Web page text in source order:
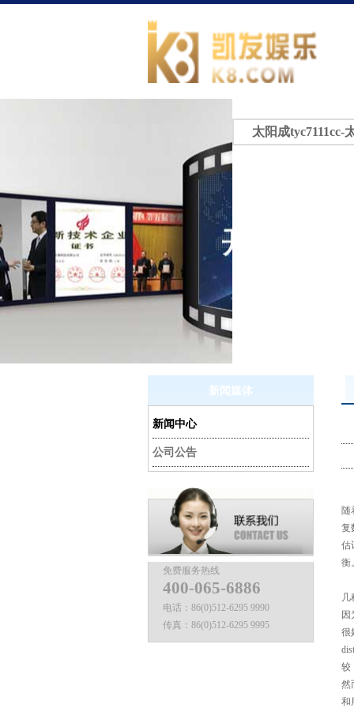
太阳成tyc7111cc-
新闻媒体
新闻中心
公司公告
免费服务热线
400-065-6886
电话： 86(0)512-6295 9990
传真： 86(0)512-6295 9995
随
复
估
衡
几
因
很
较
然
和